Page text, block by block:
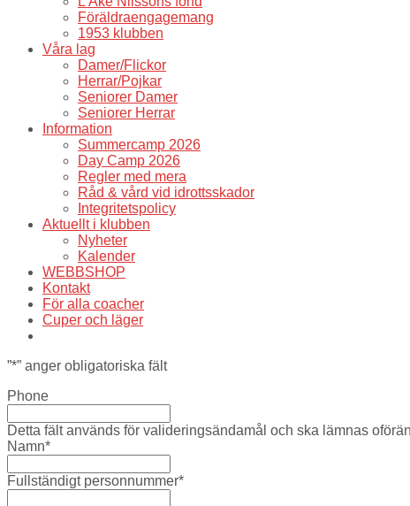
Föräldraengagemang
1953 klubben
Våra lag
Damer/Flickor
Herrar/Pojkar
Seniorer Damer
Seniorer Herrar
Information
Summercamp 2026
Day Camp 2026
Regler med mera
Råd & vård vid idrottsskador
Integritetspolicy
Aktuellt i klubben
Nyheter
Kalender
WEBBSHOP
Kontakt
För alla coacher
Cuper och läger
”*” anger obligatoriska fält
Phone
Detta fält används för valideringsändamål och ska lämnas
Namn*
Fullständigt personnummer*